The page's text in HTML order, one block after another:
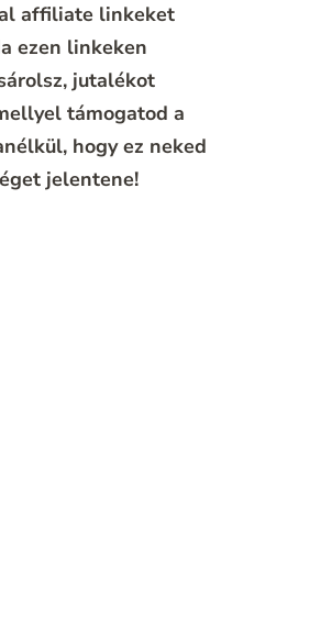
affiliate linkeket
ezen linkeken
jutalékot
támogatod a
hogy ez neked
jelentene!